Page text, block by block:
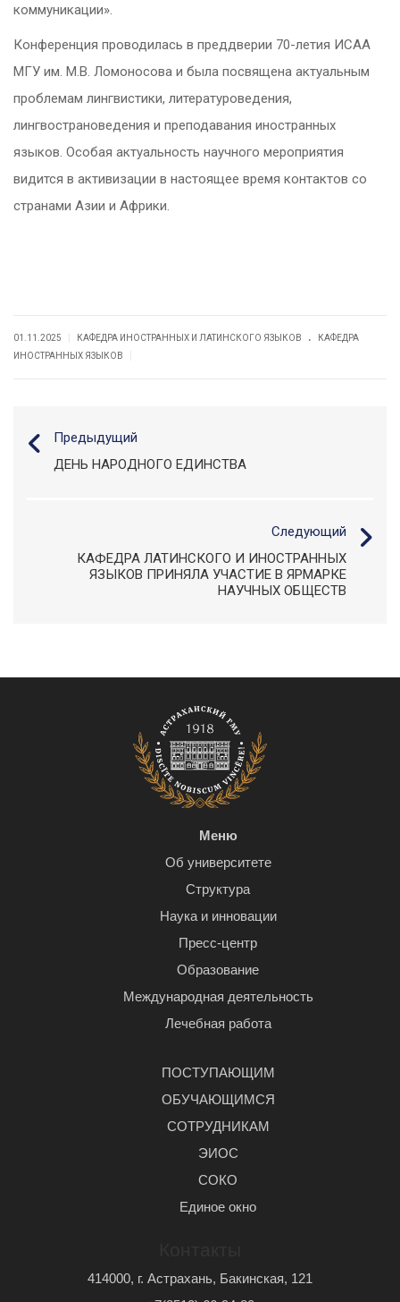
коммуникации».
Конференция проводилась в преддверии 70-летия ИСАА
МГУ им. М.В. Ломоносова и была посвящена актуальным
проблемам лингвистики, литературоведения,
лингвострановедения и преподавания иностранных
языков. Особая актуальность научного мероприятия
видится в активизации в настоящее время контактов со
странами Азии и Африки.
01.11.2025 КАФЕДРА ИНОСТРАННЫХ И ЛАТИНСКОГО ЯЗЫКОВ .
КАФЕДРА
ИНОСТРАННЫХ ЯЗЫКОВ
Предыдущий
ДЕНЬ НАРОДНОГО ЕДИНСТВА
Следующий
КАФЕДРА ЛАТИНСКОГО И ИНОСТРАННЫХ
ЯЗЫКОВ ПРИНЯЛА УЧАСТИЕ В ЯРМАРКЕ
НАУЧНЫХ ОБЩЕСТВ
Меню
Об университете
Структура
Наука и инновации
Пресс-центр
Образование
Международная деятельность
Лечебная работа
ПОСТУПАЮЩИМ
ОБУЧАЮЩИМСЯ
СОТРУДНИКАМ
ЭИОС
СОКО
Единое окно
414000, г. Астрахань, Бакинская, 121